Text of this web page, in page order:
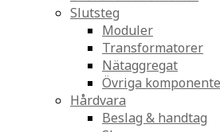
Slutsteg
Moduler
Transformatorer
Nätaggregat
Övriga
Hårdvara
Beslag & handtag